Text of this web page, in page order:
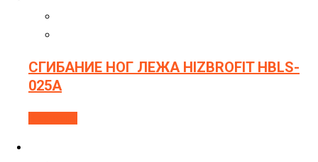
СГИБАНИЕ НОГ ЛЕЖА HIZBROFIT HBLS-
025A